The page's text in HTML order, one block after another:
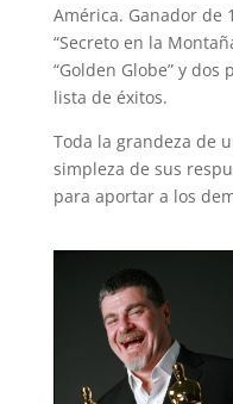
América. Ganador de
“Secreto en la
“Golden Globe” y dos
lista de éxitos.
Toda la grandeza de
simpleza de sus
para aportar a los